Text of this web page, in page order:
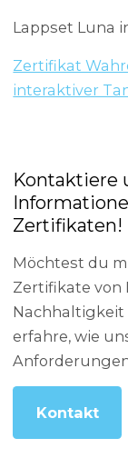
Lappset Luna
Zertifikat
interaktiver
Kontaktiere
Zertifikaten!
Möchtest du
Zertifikate von
Nachhaltigkeit
erfahre, wie
Kontakt